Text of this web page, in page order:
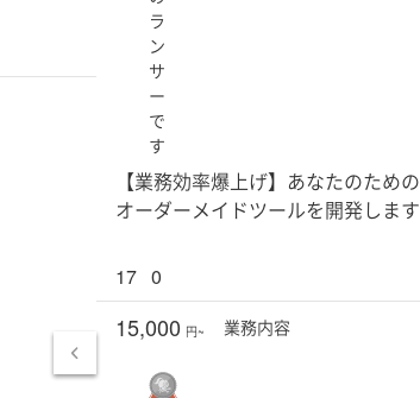
ラ
ン
サ
ー
で
す
【業務効率爆上げ】あなたのための
オーダーメイドツールを開発します
17 0
15,000 円~ 業務内容